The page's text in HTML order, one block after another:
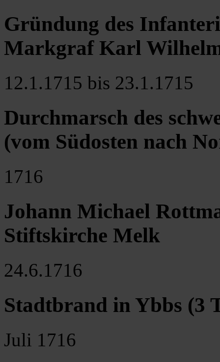
Gründung des
Markgraf Karl
12.1.1715 bis 23.1.1715
Durchmarsch des
(vom Südosten nach
1716
Johann Michael
Stiftskirche Melk
24.6.1716
Stadtbrand in Ybbs (3
Juli 1716